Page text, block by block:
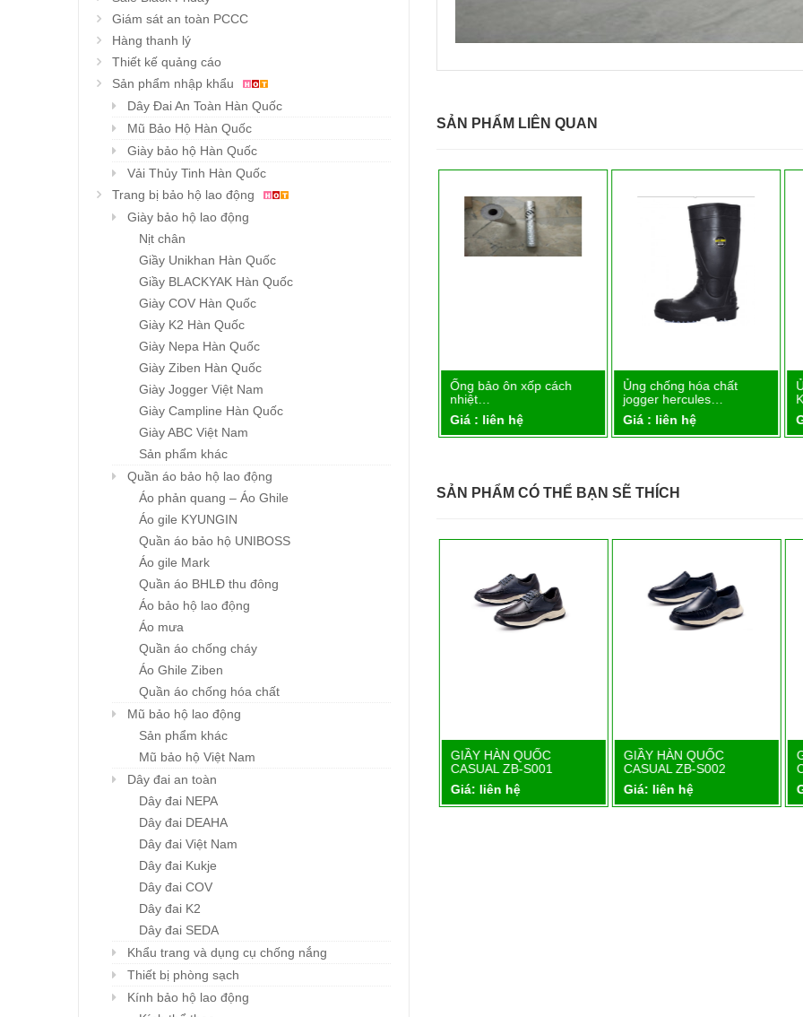
Giám sát an toàn PCCC
Hàng thanh lý
Thiết kế quảng cáo
Sản phẩm nhập khẩu
Dây Đai An Toàn Hàn Quốc
Mũ Bảo Hộ Hàn Quốc
Giày bảo hộ Hàn Quốc
Vải Thủy Tinh Hàn Quốc
Trang bị bảo hộ lao động
Giày bảo hộ lao động
Nịt chân
Giầy Unikhan Hàn Quốc
Giầy BLACKYAK Hàn Quốc
Giày COV Hàn Quốc
Giày K2 Hàn Quốc
Giày Nepa Hàn Quốc
Giày Ziben Hàn Quốc
Giày Jogger Việt Nam
Giày Campline Hàn Quốc
Giày ABC Việt Nam
Sản phẩm khác
Quần áo bảo hộ lao động
Áo phản quang – Áo Ghile
Áo gile KYUNGIN
Quần áo bảo hộ UNIBOSS
Áo gile Mark
Quần áo BHLĐ thu đông
Áo bảo hộ lao động
Áo mưa
Quần áo chống cháy
Áo Ghile Ziben
Quần áo chống hóa chất
Mũ bảo hộ lao động
Sản phẩm khác
Mũ bảo hộ Việt Nam
Dây đai an toàn
Dây đai NEPA
Dây đai DEAHA
Dây đai Việt Nam
Dây đai Kukje
Dây đai COV
Dây đai K2
Dây đai SEDA
Khẩu trang và dụng cụ chống nắng
Thiết bị phòng sạch
Kính bảo hộ lao động
SẢN PHẨM LIÊN QUAN
Chi tiết
Nam châm
Giá : liên hệ
Giá : liên hệ
Chi tiết
Ống bảo ôn xốp cách
nhiệt…
Giá : liên hệ
Chi tiết
Ủng chống hóa chất
jogger hercules…
Giá : liên hệ
SẢN PHẨM CÓ THỂ BẠN SẼ THÍCH
Chi tiết
Khẩu trang đa năng
Giá: liên hệ
Chi tiết
GIẦY HÀN QUỐC
CASUAL ZB-S001
Giá: liên hệ
Chi tiết
GIẦY HÀN QUỐC
CASUAL ZB-S002
Giá: liên hệ